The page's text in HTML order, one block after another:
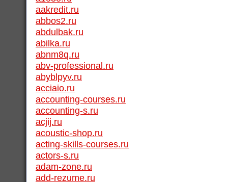
aakredit.ru
abbos2.ru
abdulbak.ru
abilka.ru
abnm8q.ru
abv-professional.ru
abyblpyv.ru
acciaio.ru
accounting-courses.ru
accounting-s.ru
acjij.ru
acoustic-shop.ru
acting-skills-courses.ru
actors-s.ru
adam-zone.ru
add-rezume.ru